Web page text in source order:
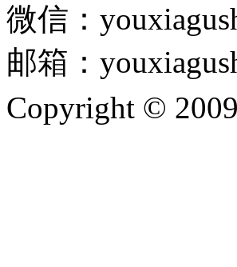
微信：
邮箱：
Copyright ©